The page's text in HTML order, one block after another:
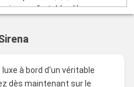
size confortable - Un espace
avec une douche - Des
en coton épais - Des
Avantages : Service de
en chambre disponible tout au
à bord d'un véritable
dès maintenant sur le